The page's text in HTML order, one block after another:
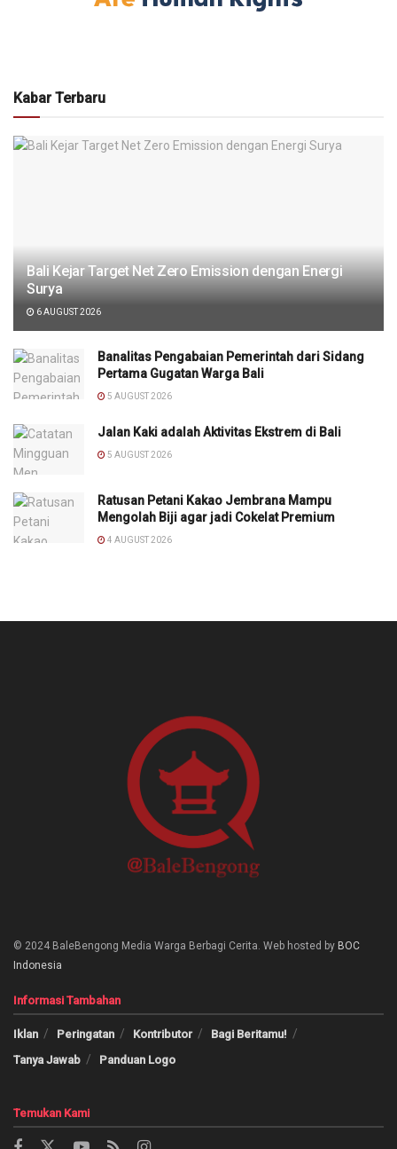
Kabar Terbaru
Bali Kejar Target Net Zero Emission dengan Energi
Surya
6 AUGUST 2026
Banalitas Pengabaian Pemerintah dari Sidang
Pertama Gugatan Warga Bali
5 AUGUST 2026
Jalan Kaki adalah Aktivitas Ekstrem di Bali
5 AUGUST 2026
Ratusan Petani Kakao Jembrana Mampu
Mengolah Biji agar jadi Cokelat Premium
4 AUGUST 2026
© 2024 BaleBengong Media Warga Berbagi Cerita. Web hosted by BOC
Indonesia
Informasi Tambahan
Iklan Peringatan Kontributor
Bagi Beritamu!
Tanya Jawab
Panduan Logo
Temukan Kami